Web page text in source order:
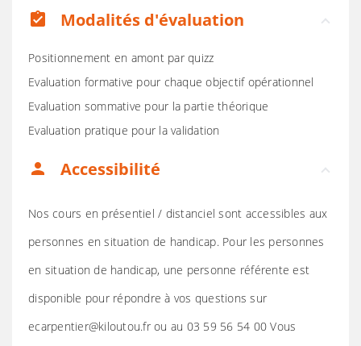
assignment_turned_in Modalités d'évaluation
Positionnement en amont par quizz
Evaluation formative pour chaque objectif opérationnel
Evaluation sommative pour la partie théorique
Evaluation pratique pour la validation
person Accessibilité
Nos cours en présentiel / distanciel sont accessibles aux
personnes en situation de handicap. Pour les personnes
en situation de handicap, une personne référente est
disponible pour répondre à vos questions sur
ecarpentier@kiloutou.fr ou au 03 59 56 54 00 Vous